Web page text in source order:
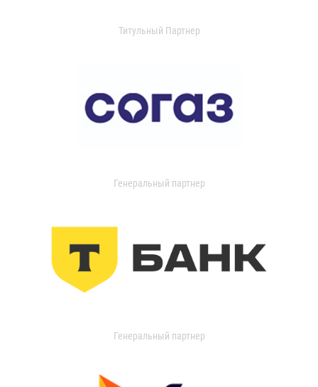
Титульный Партнер
Генеральный партнер
Генеральный партнер